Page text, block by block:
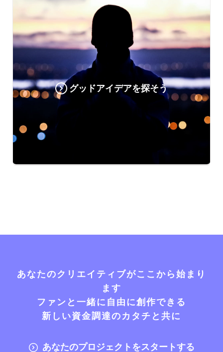
グッドアイデアを探そう
あなたのクリエイティブがここから始まり
ます
ファンと一緒に自由に創作できる
新しい資金調達のカタチと共に
あなたのプロジェクトをスタートする